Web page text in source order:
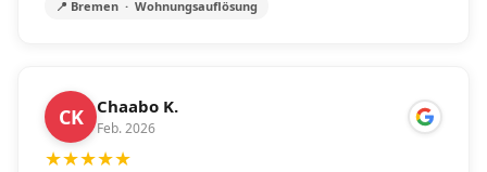
📍 Bremen · Wohnungsauflösung
CK Chaabo K.
Feb. 2026
★★★★★